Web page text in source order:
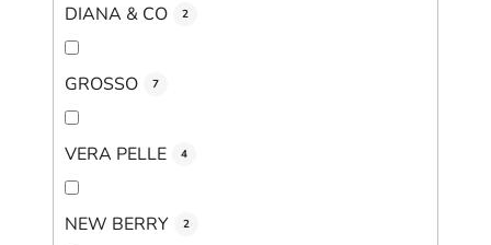
DIANA & CO 2
GROSSO 7
VERA PELLE 4
NEW BERRY 2